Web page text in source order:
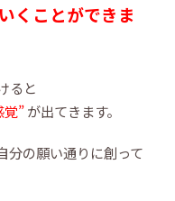
くことができま
ると
覚”が出てきます。
分の願い通りに創って